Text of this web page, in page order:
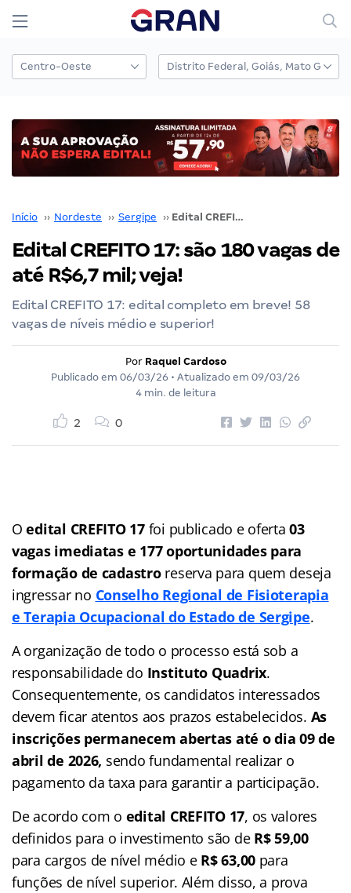
Início ›› Nordeste ›› Sergipe ›› Edital CREFITO 17: são 180 vagas de até R$6,7 mil; veja!
Edital CREFITO 17: são 180 vagas de
até R$6,7 mil; veja!
Edital CREFITO 17: edital completo em breve! 58
vagas de níveis médio e superior!
Por Raquel Cardoso
Publicado em 06/03/26 • Atualizado em 09/03/26
4 min. de leitura
2 0
O edital CREFITO 17foi publicado e oferta 03
vagas imediatas e 177 oportunidades para
formação de cadastroreserva para quem deseja
ingressar no Conselho Regional de Fisioterapia
e Terapia Ocupacional do Estado de Sergipe.
A organização de todo o processo está sob a
responsabilidade do Instituto Quadrix.
Consequentemente, os candidatos interessados
devem ficar atentos aos prazos estabelecidos. As
inscrições permanecem abertas até o dia 09 de
abril de 2026, sendo fundamental realizar o
pagamento da taxa para garantir a participação.
De acordo com o edital CREFITO 17, os valores
definidos para o investimento são de R$ 59,00
para cargos de nível médio e R$ 63,00 para
funções de nível superior. Além disso, a prova